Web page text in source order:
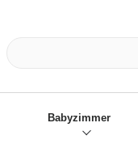
Babyzimmer